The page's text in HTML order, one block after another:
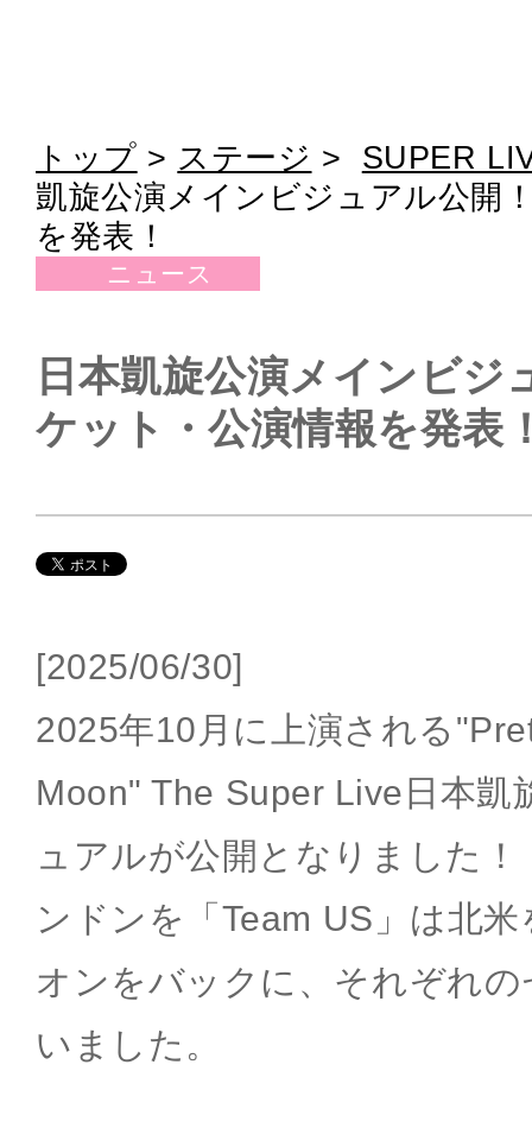
トップ > ステージ > SUPER
凱旋公演メインビジュアル公開
を発表！
ニュース
日本凱旋公演メインビジ
ケット・公演情報を発表
[2025/06/30]
2025年10月に上演される
Moon" The Super Live日本凱
ュアルが公開となりました！
ンドンを「Team US」は北
オンをバックに、それぞれ
いました。